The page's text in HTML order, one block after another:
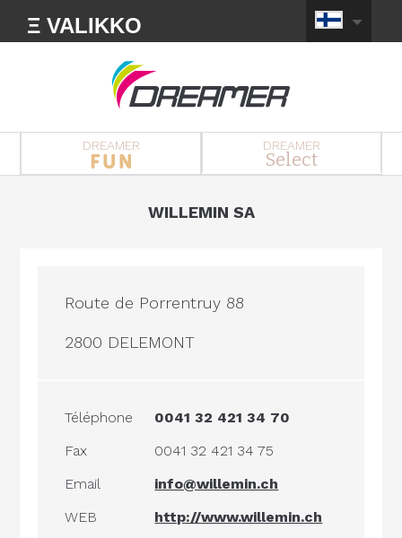
Ξ VALIKKO
DREAMER DREAMER
Select
WILLEMIN SA
Route de Porrentruy 88
2800 DELEMONT
Téléphone
0041 32 421 34 70
Fax
0041 32 421 34 75
Email
info@willemin.ch
WEB
http://www.willemin.ch